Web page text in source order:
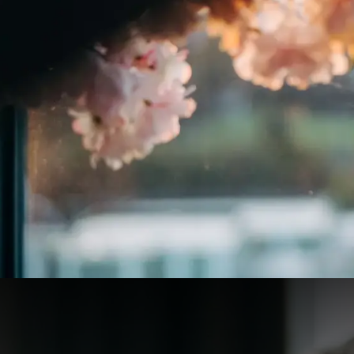
Ukiyo Sunset Yoga x